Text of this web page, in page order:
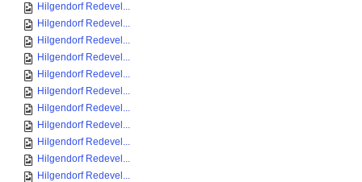
Hilgendorf Redevel...
Hilgendorf Redevel...
Hilgendorf Redevel...
Hilgendorf Redevel...
Hilgendorf Redevel...
Hilgendorf Redevel...
Hilgendorf Redevel...
Hilgendorf Redevel...
Hilgendorf Redevel...
Hilgendorf Redevel...
Hilgendorf Redevel...